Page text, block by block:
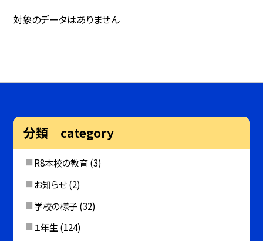
対象のデータはありません
分類 category
R8本校の教育(3)
お知らせ(2)
学校の様子(32)
１年生 (124)